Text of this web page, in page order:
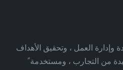
العمل ، وتحقيق الأهداف
من التجارب ، ومستخدمة